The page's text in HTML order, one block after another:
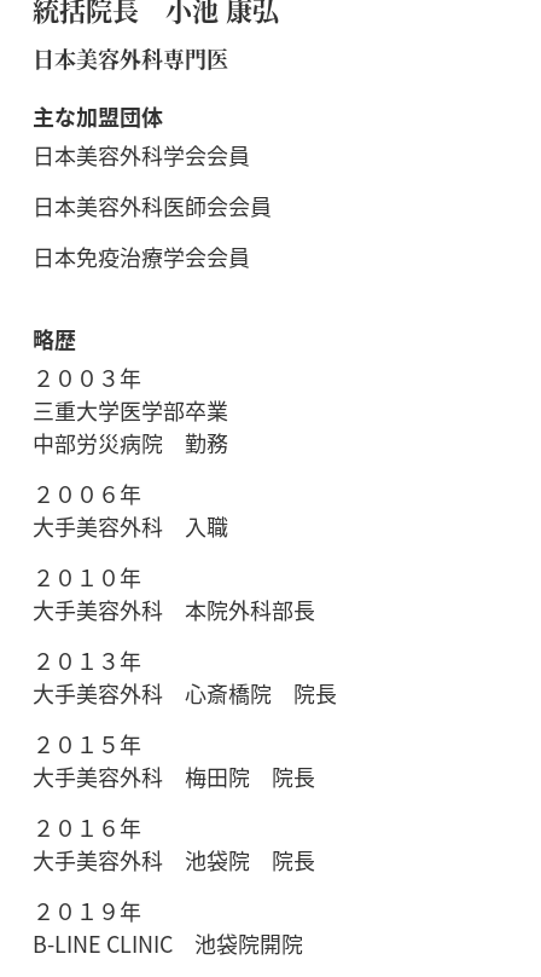
統括院長 小池 康弘
日本美容外科専門医
主な加盟団体
日本美容外科学会会員
日本美容外科医師会会員
日本免疫治療学会会員
略歴
２００３年
三重大学医学部卒業
中部労災病院 勤務
２００６年
大手美容外科 入職
２０１０年
大手美容外科 本院外科部長
２０１３年
大手美容外科 心斎橋院 院長
２０１５年
大手美容外科 梅田院 院長
２０１６年
大手美容外科 池袋院 院長
２０１９年
B-LINE CLINIC 池袋院開院